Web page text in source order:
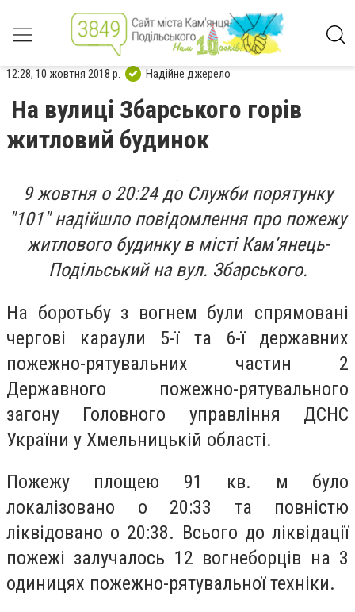
12:28, 10 жовтня 2018 р. Надійне джерело
На вулиці Збарського горів
житловий будинок
9 жовтня о 20:24 до Служби порятунку
"101" надійшло повідомлення про пожежу
житлового будинку в місті Кам’янець-
Подільський на вул. Збарського.
На боротьбу з вогнем були спрямовані
чергові караули 5-ї та 6-ї державних
пожежно-рятувальних частин 2
Державного пожежно-рятувального
загону Головного управління ДСНС
України у Хмельницькій області.
Пожежу площею 91 кв. м було
локалізовано о 20:33 та повністю
ліквідовано о 20:38. Всього до ліквідації
пожежі залучалось 12 вогнеборців на 3
одиницях пожежно-рятувальної техніки.